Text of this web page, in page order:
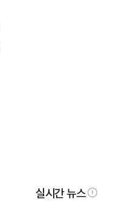
실시간 뉴스